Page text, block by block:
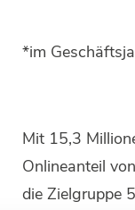
*im
Mit 15,3
Onlineanteil
die Zielgruppe